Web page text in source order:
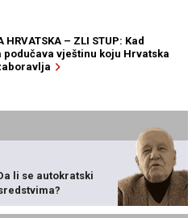
HRVATSKA – ZLI STUP: Kad
podučava vještinu koju Hrvatska
Da li se autokratski